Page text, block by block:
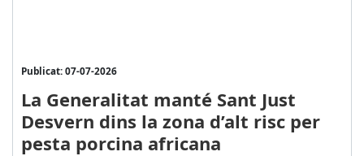
Publicat: 07-07-2026
La Generalitat manté Sant Just
Desvern dins la zona d’alt risc per
pesta porcina africana